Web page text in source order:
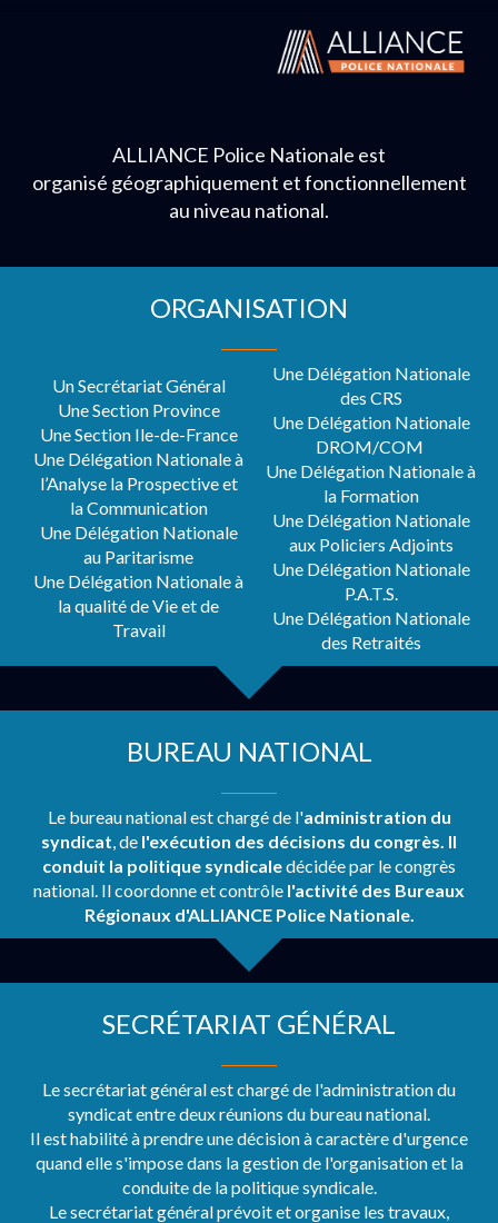
ALLIANCE Police Nationale est
organisé géographiquement et fonctionnellement
au niveau national.
ORGANISATION
Un Secrétariat Général
Une Section Province
Une Section Ile-de-France
Une Délégation Nationale à
l’Analyse la Prospective et
la Communication
Une Délégation Nationale
au Paritarisme
Une Délégation Nationale à
la qualité de Vie et de
Travail
Une Délégation Nationale
des CRS
Une Délégation Nationale
DROM/COM
Une Délégation Nationale à
la Formation
Une Délégation Nationale
aux Policiers Adjoints
Une Délégation Nationale
P.A.T.S.
Une Délégation Nationale
des Retraités
BUREAU NATIONAL
Le bureau national est chargé de l'administration du
syndicat, de l'exécution des décisions du congrès. Il
conduit la politique syndicaledécidée par le congrès
national. Il coordonne et contrôle l'activité des Bureaux
Régionaux d'ALLIANCE Police Nationale.
SECRÉTARIAT GÉNÉRAL
Le secrétariat général est chargé de l'administration du
syndicat entre deux réunions du bureau national.
Il est habilité à prendre une décision à caractère d'urgence
quand elle s'impose dans la gestion de l'organisation et la
conduite de la politique syndicale.
Le secrétariat général prévoit et organise les travaux,